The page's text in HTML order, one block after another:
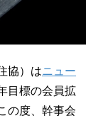
協）はニュー
目標の会員拡
の度、幹事会